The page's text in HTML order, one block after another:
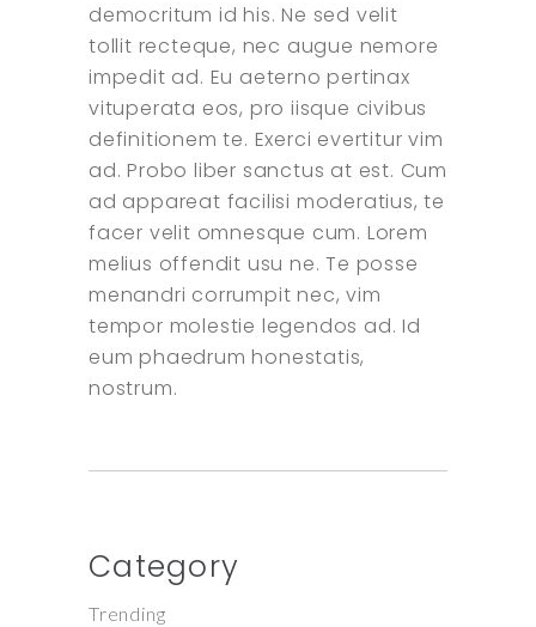
democritum id his. Ne sed velit
tollit recteque, nec augue nemore
impedit ad. Eu aeterno pertinax
vituperata eos, pro iisque civibus
definitionem te. Exerci evertitur vim
ad. Probo liber sanctus at est. Cum
ad appareat facilisi moderatius, te
facer velit omnesque cum. Lorem
melius offendit usu ne. Te posse
menandri corrumpit nec, vim
tempor molestie legendos ad. Id
eum phaedrum honestatis,
nostrum.
Category
Trending